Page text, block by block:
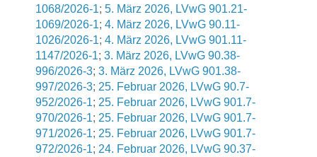
1068/2026-1; 5. März 2026, LVwG 901.21-
1069/2026-1; 4. März 2026, LVwG 90.11-
1026/2026-1; 4. März 2026, LVwG 901.11-
1147/2026-1; 3. März 2026, LVwG 90.38-
996/2026-3; 3. März 2026, LVwG 901.38-
997/2026-3; 25. Februar 2026, LVwG 90.7-
952/2026-1; 25. Februar 2026, LVwG 901.7-
970/2026-1; 25. Februar 2026, LVwG 901.7-
971/2026-1; 25. Februar 2026, LVwG 901.7-
972/2026-1; 24. Februar 2026, LVwG 90.37-